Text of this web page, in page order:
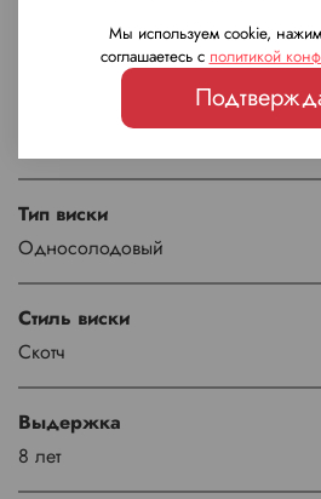
Тип виски
Односолодовый
Стиль виски
Скотч
Выдержка
8 лет
Мы используем cookie,
соглашаетесь с политикой